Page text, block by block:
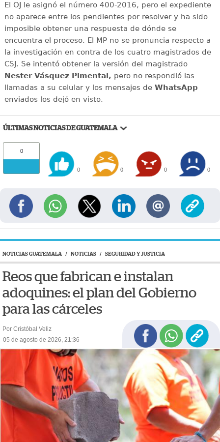
El OJ le asignó el número 400-2016, pero el expediente
no aparece entre los pendientes por resolver y ha sido
imposible obtener una respuesta de dónde se
encuentra el proceso. El MP no se pronuncia respecto a
la investigación en contra de los cuatro magistrados de
CSJ. Se intentó obtener la versión del magistrado
Nester Vásquez Pimental, pero no respondió las
llamadas a su celular y los mensajes deWhatsApp
enviados los dejó en visto.
ÚLTIMAS NOTICIAS DE GUATEMALA
0
0 0 0 0
NOTICIAS GUATEMALA / NOTICIAS / SEGURIDAD Y JUSTICIA
Reos que fabrican e instalan
adoquines: el plan del Gobierno
para las cárceles
Por Cristóbal Veliz
05 de agosto de 2026, 21:36